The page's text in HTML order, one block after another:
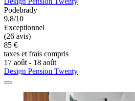
Podebrady
9,8/10
Exceptionnel
(26 avis)
85 €
taxes et frais compris
17 août - 18 août
Design Pension Twenty